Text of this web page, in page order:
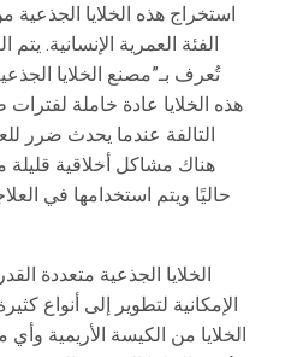
استخراج هذه الخلايا
الفئة العمرية الإنسانية.
تُعرف بـ”مصنع الخلايا
هذه الخلايا عادة خاملة
التالفة عندما يحدث ضرر
هناك مشاكل أخلاقية قليلة
حاليًا ويتم استخدامها في
الخلايا الجذعية متعددة
الإمكانية لتطوير إلى أنواع
الخلايا من الكيسة الأريمية وأي